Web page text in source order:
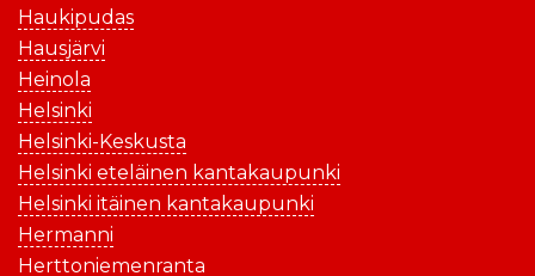
Haukipudas
Hausjärvi
Heinola
Helsinki
Helsinki-Keskusta
Helsinki eteläinen kantakaupunki
Helsinki itäinen kantakaupunki
Hermanni
Herttoniemenranta